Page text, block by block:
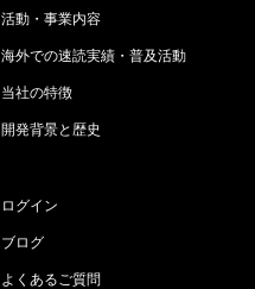
活動・事業内容
海外での速読実績・普及活動
当社の特徴
開発背景と歴史
ログイン
ブログ
よくあるご質問